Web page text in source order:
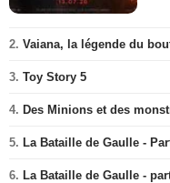
2. Vaiana, la légende du
3. Toy Story 5
4. Des Minions et des
5. La Bataille de Gaulle -
6. La Bataille de Gaulle -